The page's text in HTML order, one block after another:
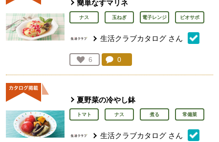
簡単なすマリネ
ナス 玉ねぎ 電子レンジ ビオサポ
生活クラブカタログ さん
お気に入り登録：
6
人が登録
コメント：
0
夏野菜の冷やし鉢
トマト ナス 煮る 常備菜
生活クラブカタログ さん